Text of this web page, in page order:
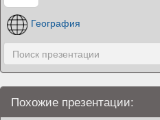
География
Похожие презентации: